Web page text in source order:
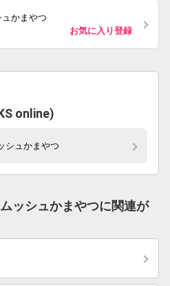
ュかまやつ
お気に入り登録
online)
シュかまやつ
ッシュかまやつに関連が